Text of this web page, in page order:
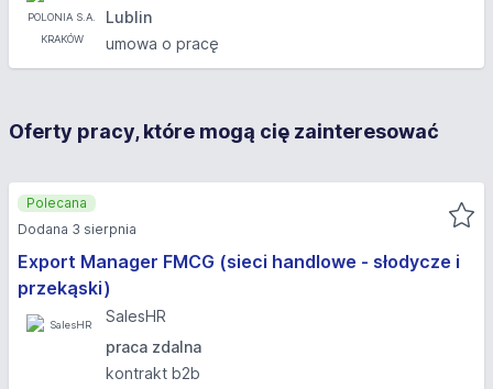
Lublin
umowa o pracę
Oferty pracy, które mogą cię zainteresować
Export Manager FMCG (sieci handlowe - słodycze i
przekąski)
SalesHR
praca zdalna
kontrakt b2b
Polecana
Dodana 3 sierpnia